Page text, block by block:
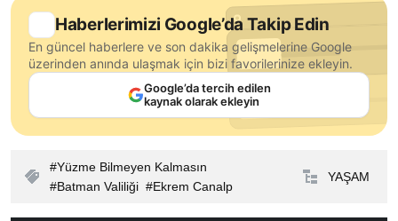
Haberlerimizi Google’da Takip Edin
En güncel haberlere ve son dakika gelişmelerine Google
üzerinden anında ulaşmak için bizi favorilerinize ekleyin.
Google’da tercih edilen
kaynak olarak ekleyin
Yüzme Bilmeyen Kalmasın
Batman Valiliği
Ekrem Canalp
YAŞAM